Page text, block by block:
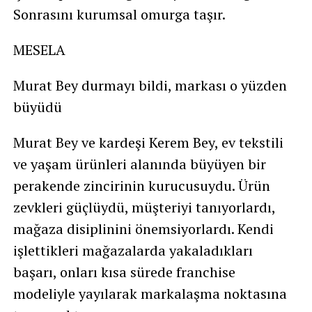
Sonrasını kurumsal omurga taşır.
MESELA
Murat Bey durmayı bildi, markası o yüzden
büyüdü
Murat Bey ve kardeşi Kerem Bey, ev tekstili
ve yaşam ürünleri alanında büyüyen bir
perakende zincirinin kurucusuydu. Ürün
zevkleri güçlüydü, müşteriyi tanıyorlardı,
mağaza disiplinini önemsiyorlardı. Kendi
işlettikleri mağazalarda yakaladıkları
başarı, onları kısa sürede franchise
modeliyle yayılarak markalaşma noktasına